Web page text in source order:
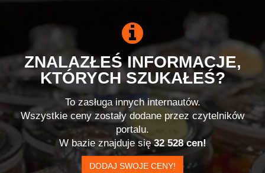
ZNALAZŁEŚ INFORMACJE,
KTÓRYCH SZUKAŁEŚ?
To zasługa innych internautów.
Wszystkie ceny zostały dodane przez czytelników
portalu.
W bazie znajduje się32 528 cen!
DODAJ SWOJE CENY!